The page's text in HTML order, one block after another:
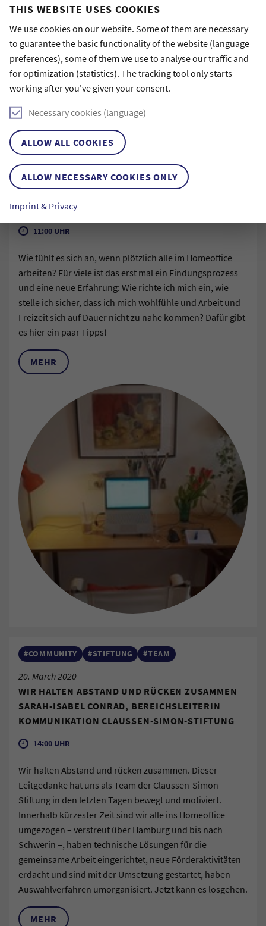
THIS WEBSITE USES COOKIES
We use cookies on our website. Some of them are necessary
to guarantee the basic functionality of the website (language
preferences), some of them we use to analyse our traffic and
for optimization (statistics). The tracking tool only starts
working after you've given your consent.
Necessary cookies (language)
ALLOW ALL COOKIES
ALLOW NECESSARY COOKIES ONLY
Imprint & Privacy
#COMMUNITY #STIFTUNG
24. March 2020
SURVIVAL KIT FÜR'S HOMEOFFICE
ELENA DE ZUBIAURRE RACIS,
PROGRAMMLEITUNG
11:00 UHR
Wie fühlt es sich an, wenn plötzlich alle im Homeoffice
arbeiten? Für viele ist das erst mal ein Findungsprozess
und eine neue Erfahrung: Wie richte ich mich ein, wie
stelle ich sicher, dass ich mich wohlfühle und Arbeit und
Freizeit sich auf Dauer nicht zu nahe kommen? Dafür gibt
es hier ein paar Tipps!
MEHR
#COMMUNITY #STIFTUNG #TEAM
20. March 2020
WIR HALTEN ABSTAND UND RÜCKEN ZUSAMMEN
SARAH-ISABEL CONRAD, BEREICHSLEITERIN
KOMMUNIKATION CLAUSSEN-SIMON-STIFTUNG
14:00 UHR
Wir halten Abstand und rücken zusammen. Dieser
Leitgedanke hat uns als Team der Claussen-Simon-
Stiftung in den letzten Tagen bewegt und motiviert.
Innerhalb kürzester Zeit sind wir alle ins Homeoffice
umgezogen – verstreut über Hamburg und bis nach
Schwerin –, haben technische Lösungen für die
gemeinsame Arbeit eingerichtet, neue Förderaktivitäten
erdacht und sind mit der Umsetzung gestartet, haben
Auswahlverfahren umorganisiert. Jetzt kann es losgehen.
MEHR